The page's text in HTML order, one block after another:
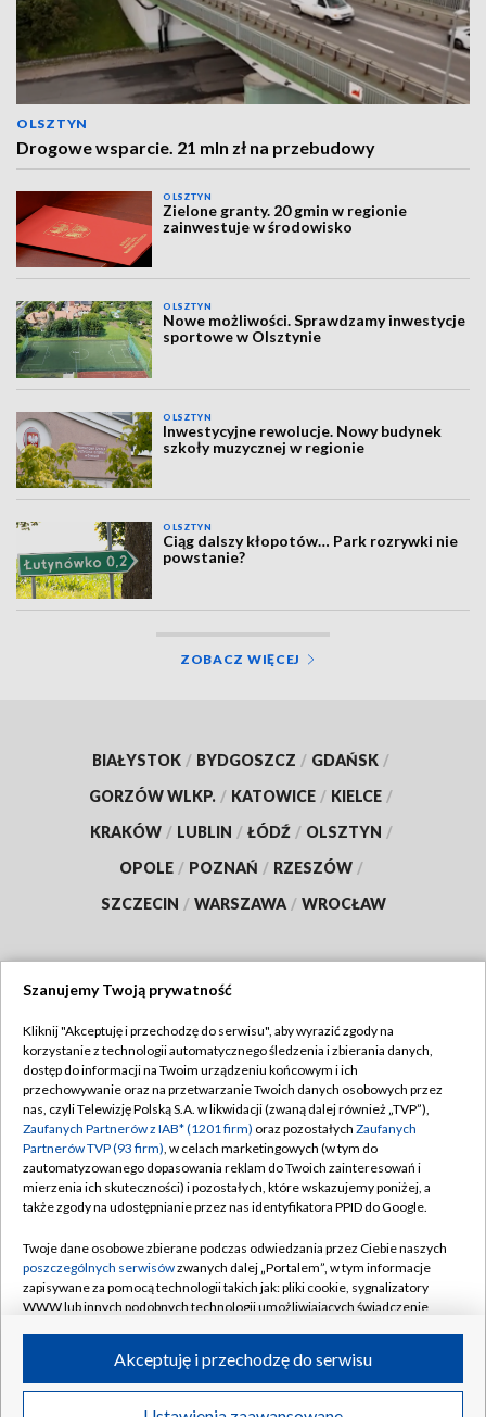
OLSZTYN
Drogowe wsparcie. 21 mln zł na przebudowy
OLSZTYN
Zielone granty. 20 gmin w regionie
zainwestuje w środowisko
OLSZTYN
Nowe możliwości. Sprawdzamy inwestycje
sportowe w Olsztynie
OLSZTYN
Inwestycyjne rewolucje. Nowy budynek
szkoły muzycznej w regionie
OLSZTYN
Ciąg dalszy kłopotów… Park rozrywki nie
powstanie?
ZOBACZ WIĘCEJ
BIAŁYSTOK / BYDGOSZCZ / GDAŃSK /
GORZÓW WLKP. / KATOWICE / KIELCE /
KRAKÓW / LUBLIN / ŁÓDŹ / OLSZTYN /
OPOLE / POZNAŃ / RZESZÓW /
SZCZECIN / WARSZAWA / WROCŁAW
TVP
Abonament TVP
Emisja w TVP
Centrum informacji TVP
Naziemna Telewizja Cyfrowa
Rada Programowa
System NOS
Informacje o nadawcy
Program dla prasy
Regulamin TVP
Polityka prywatności
Moje zgody
Pomoc
Kontakt
Kanały
©2026 Telewizja Polska S.A. w likwidacji
Szanujemy Twoją prywatność
Kliknij "Akceptuję i przechodzę do serwisu", aby wyrazić zgody na
korzystanie z technologii automatycznego śledzenia i zbierania danych,
dostęp do informacji na Twoim urządzeniu końcowym i ich
przechowywanie oraz na przetwarzanie Twoich danych osobowych przez
nas, czyli Telewizję Polską S.A. w likwidacji (zwaną dalej również „TVP”),
Zaufanych Partnerów z IAB* (1201 firm) oraz pozostałych Zaufanych
Partnerów TVP (93 firm), w celach marketingowych (w tym do
zautomatyzowanego dopasowania reklam do Twoich zainteresowań i
mierzenia ich skuteczności) i pozostałych, które wskazujemy poniżej, a
także zgody na udostępnianie przez nas identyfikatora PPID do Google.
Twoje dane osobowe zbierane podczas odwiedzania przez Ciebie naszych
poszczególnych serwisówzwanych dalej „Portalem”, w tym informacje
zapisywane za pomocą technologii takich jak: pliki cookie, sygnalizatory
WWW lub innych podobnych technologii umożliwiających świadczenie
ruchu w Internecie.
Twoje dane osobowe zbierane podczas odwiedzania przez Ciebie
Akceptuję i przechodzę do serwisu